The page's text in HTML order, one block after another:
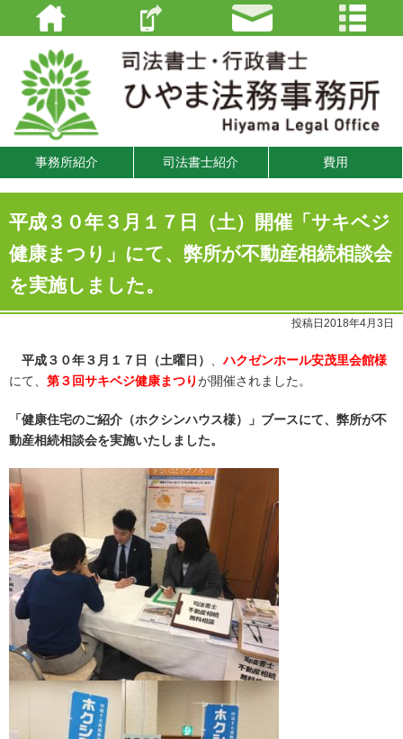
事務所紹介 司法書士紹介 費用
平成３０年３月１７日（土）開催「サキベジ
健康まつり」にて、弊所が不動産相続相談会
を実施しました。
投稿日2018年4月3日
平成３０年３月１７日（土曜日） 、ハクゼンホール安茂里会館様
にて、 第３回サキベジ健康まつりが開催されました。
「健康住宅のご紹介（ホクシンハウス様）」ブースにて、弊所が不
動産相続相談会を実施いたしました。